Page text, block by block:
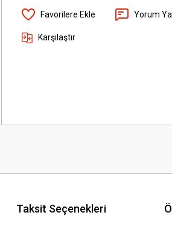
Yorum
Karşılaştır
Taksit Seçenekleri